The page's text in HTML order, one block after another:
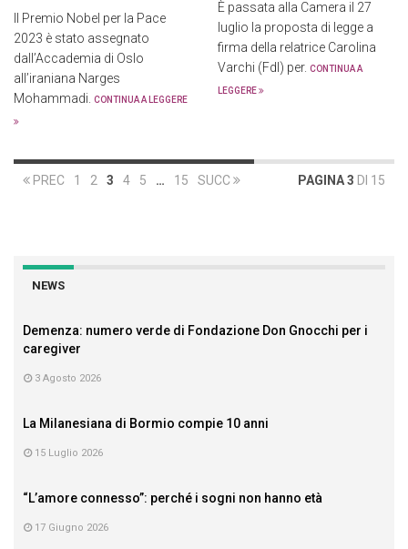
Il Premio Nobel per la Pace
2023 è stato assegnato
dall’Accademia di Oslo
all’iraniana Narges
Mohammadi. CONTINUA A LEGGERE
È passata alla Camera il 27
luglio la proposta di legge a
firma della relatrice Carolina
Varchi (FdI) per. CONTINUA A
LEGGERE
PREC 1 2 3 4 5 … 15 SUCC PAGINA 3 DI 15
NEWS
Demenza: numero verde di Fondazione Don Gnocchi per i
caregiver
3 Agosto 2026
La Milanesiana di Bormio compie 10 anni
15 Luglio 2026
“L’amore connesso”: perché i sogni non hanno età
17 Giugno 2026